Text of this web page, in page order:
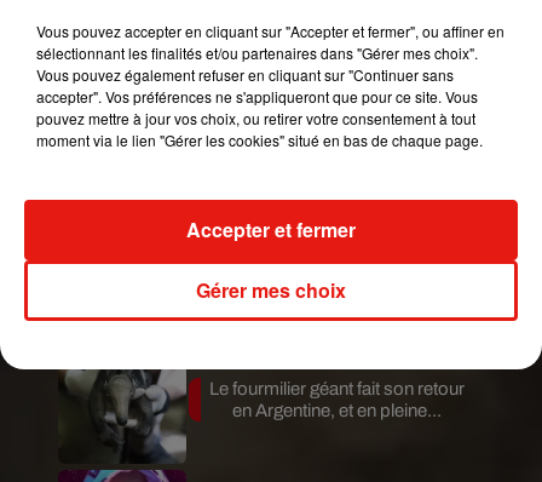
Publié : 8 juin 2019 à 8h45 par A.L
de retour dès lundi avec l’arrivée d’une nouvelle
dégradation orageuse par l’Ouest, qui gagnera le
territoire.
Le fourmilier géant fait son retour
en Argentine, et en pleine...
Vous pouvez accepter en cliquant sur "Accepter et fermer", ou affiner en
sélectionnant les finalités et/ou partenaires dans "Gérer mes choix".
Vous pouvez également refuser en cliquant sur "Continuer sans
accepter". Vos préférences ne s'appliqueront que pour ce site. Vous
pouvez mettre à jour vos choix, ou retirer votre consentement à tout
moment via le lien "Gérer les cookies" situé en bas de chaque page.
Gérer mes choix
Accepter et fermer